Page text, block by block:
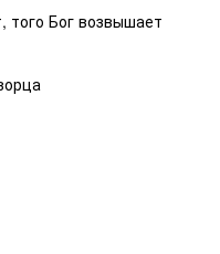
Бог возвышает